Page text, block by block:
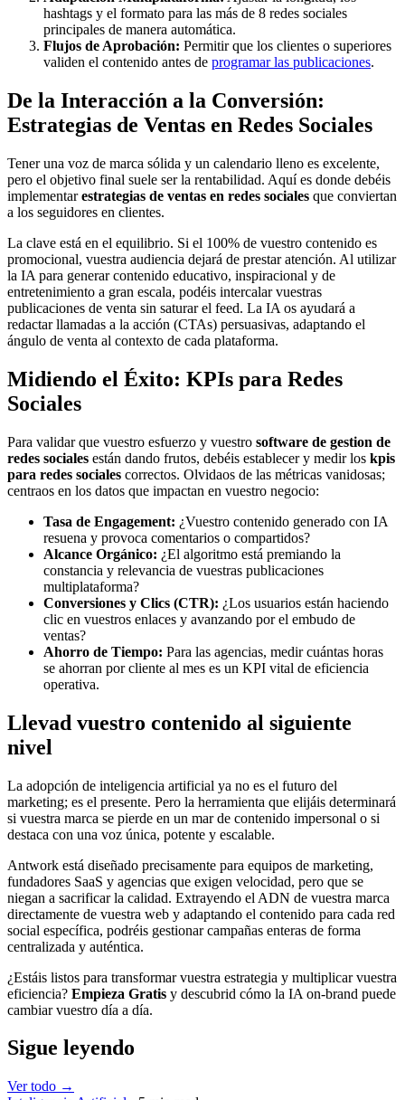
hashtags y el formato para las más de 8 redes sociales
principales de manera automática.
Flujos de Aprobación: Permitir que los clientes o superiores
validen el contenido antes de programar las publicaciones.
De la Interacción a la Conversión:
Estrategias de Ventas en Redes Sociales
Tener una voz de marca sólida y un calendario lleno es excelente,
pero el objetivo final suele ser la rentabilidad. Aquí es donde debéis
implementarestrategias de ventas en redes sociales que conviertan
a los seguidores en clientes.
La clave está en el equilibrio. Si el 100% de vuestro contenido es
promocional, vuestra audiencia dejará de prestar atención. Al utilizar
la IA para generar contenido educativo, inspiracional y de
entretenimiento a gran escala, podéis intercalar vuestras
publicaciones de venta sin saturar el feed. La IA os ayudará a
redactar llamadas a la acción (CTAs) persuasivas, adaptando el
ángulo de venta al contexto de cada plataforma.
Midiendo el Éxito: KPIs para Redes
Sociales
Para validar que vuestro esfuerzo y vuestro software de gestion de
redes sociales están dando frutos, debéis establecer y medir los kpis
para redes sociales correctos. Olvidaos de las métricas vanidosas;
centraos en los datos que impactan en vuestro negocio:
Tasa de Engagement: ¿Vuestro contenido generado con IA
resuena y provoca comentarios o compartidos?
Alcance Orgánico: ¿El algoritmo está premiando la
constancia y relevancia de vuestras publicaciones
multiplataforma?
Conversiones y Clics (CTR): ¿Los usuarios están haciendo
clic en vuestros enlaces y avanzando por el embudo de
ventas?
Ahorro de Tiempo: Para las agencias, medir cuántas horas
se ahorran por cliente al mes es un KPI vital de eficiencia
operativa.
Llevad vuestro contenido al siguiente
nivel
La adopción de inteligencia artificial ya no es el futuro del
marketing; es el presente. Pero la herramienta que elijáis determinará
si vuestra marca se pierde en un mar de contenido impersonal o si
destaca con una voz única, potente y escalable.
Antwork está diseñado precisamente para equipos de marketing,
fundadores SaaS y agencias que exigen velocidad, pero que se
niegan a sacrificar la calidad. Extrayendo el ADN de vuestra marca
directamente de vuestra web y adaptando el contenido para cada red
social específica, podréis gestionar campañas enteras de forma
centralizada y auténtica.
¿Estáis listos para transformar vuestra estrategia y multiplicar vuestra
eficiencia? Empieza Gratis y descubrid cómo la IA on-brand puede
cambiar vuestro día a día.
Sigue leyendo
Ver todo →